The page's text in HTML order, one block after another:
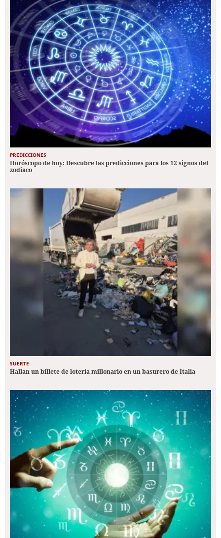
PREDICCIONES
Horóscopo de hoy: Descubre las predicciones para los 12 signos del
zodiaco
SUERTE
Hallan un billete de lotería millonario en un basurero de Italia